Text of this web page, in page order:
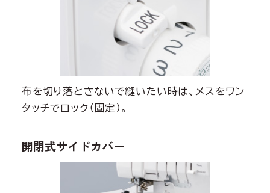
布を切り落とさないで縫いたい時は、メスをワン
タッチでロック（固定）。
開閉式サイドカバー